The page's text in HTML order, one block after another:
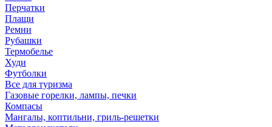
Перчатки
Плащи
Ремни
Рубашки
Термобелье
Худи
Футболки
Все для туризма
Газовые горелки, лампы, печки
Компасы
Мангалы, коптильни, гриль-решетки